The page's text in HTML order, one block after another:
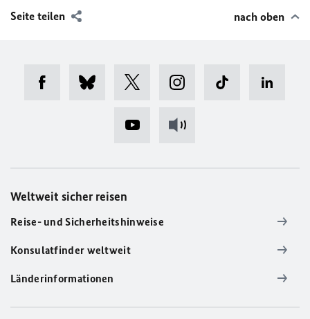
Seite teilen nach oben
Weltweit sicher reisen
Reise- und Sicherheitshinweise
Konsulatfinder weltweit
Länderinformationen